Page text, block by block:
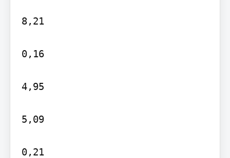
8,21
0,16
4,95
5,09
0,21